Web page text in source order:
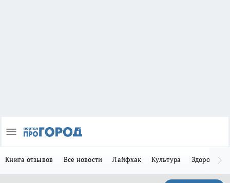
Книга отзывов Все новости Лайфхак Культура Здоровье